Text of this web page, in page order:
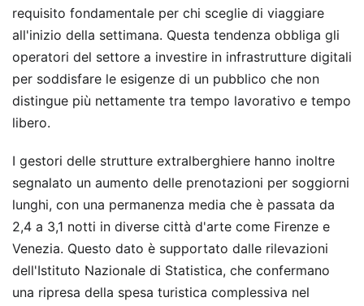
requisito fondamentale per chi sceglie di viaggiare
all'inizio della settimana. Questa tendenza obbliga gli
operatori del settore a investire in infrastrutture digitali
per soddisfare le esigenze di un pubblico che non
distingue più nettamente tra tempo lavorativo e tempo
libero.
I gestori delle strutture extralberghiere hanno inoltre
segnalato un aumento delle prenotazioni per soggiorni
lunghi, con una permanenza media che è passata da
2,4 a 3,1 notti in diverse città d'arte come Firenze e
Venezia. Questo dato è supportato dalle rilevazioni
dell'Istituto Nazionale di Statistica, che confermano
una ripresa della spesa turistica complessiva nel